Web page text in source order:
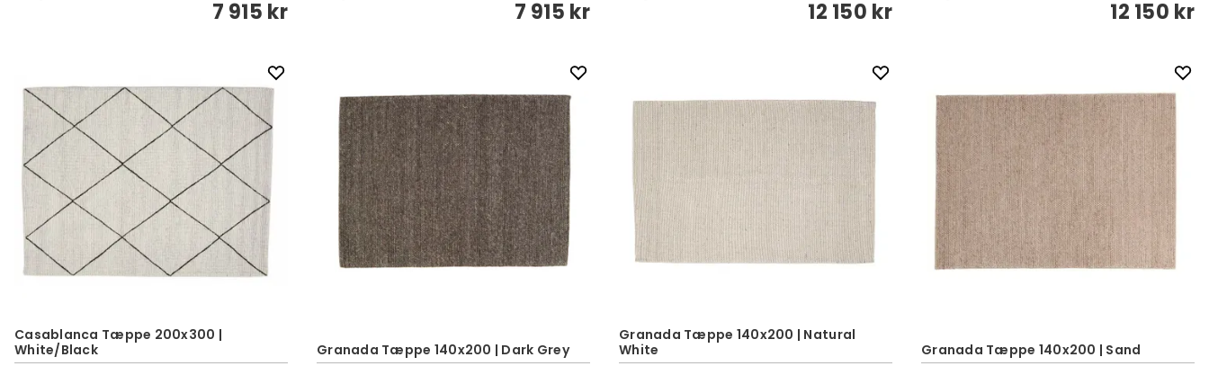
7 915 kr 7 915 kr 12 150 kr 12 150 kr
Casablanca Tæppe 200x300 |
White/Black
Granada Tæppe 140x200 | Dark Grey
Granada Tæppe 140x200 | Natural
White
Granada Tæppe 140x200 | Sand